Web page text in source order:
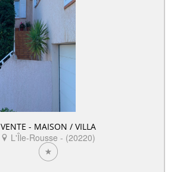
VENTE - MAISON / VILLA
L'Île-Rousse - (20220)